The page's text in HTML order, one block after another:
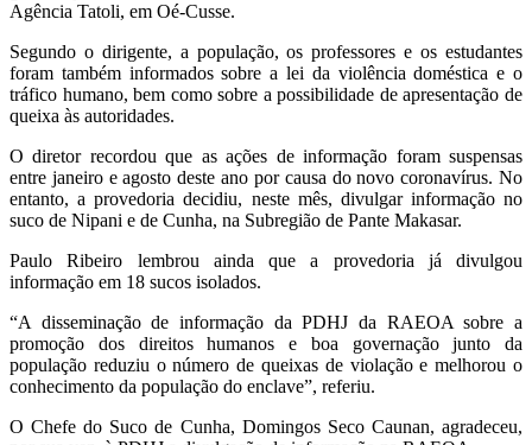
Agência Tatoli, em Oé-Cusse.
Segundo o dirigente, a população, os professores e os estudantes
foram também informados sobre a lei da violência doméstica e o
tráfico humano, bem como sobre a possibilidade de apresentação de
queixa às autoridades.
O diretor recordou que as ações de informação foram suspensas
entre janeiro e agosto deste ano por causa do novo coronavírus. No
entanto, a provedoria decidiu, neste mês, divulgar informação no
suco de Nipani e de Cunha, na Subregião de Pante Makasar.
Paulo Ribeiro lembrou ainda que a provedoria já divulgou
informação em 18 sucos isolados.
“A disseminação de informação da PDHJ da RAEOA sobre a
promoção dos direitos humanos e boa governação junto da
população reduziu o número de queixas de violação e melhorou o
conhecimento da população do enclave”, referiu.
O Chefe do Suco de Cunha, Domingos Seco Caunan, agradeceu,